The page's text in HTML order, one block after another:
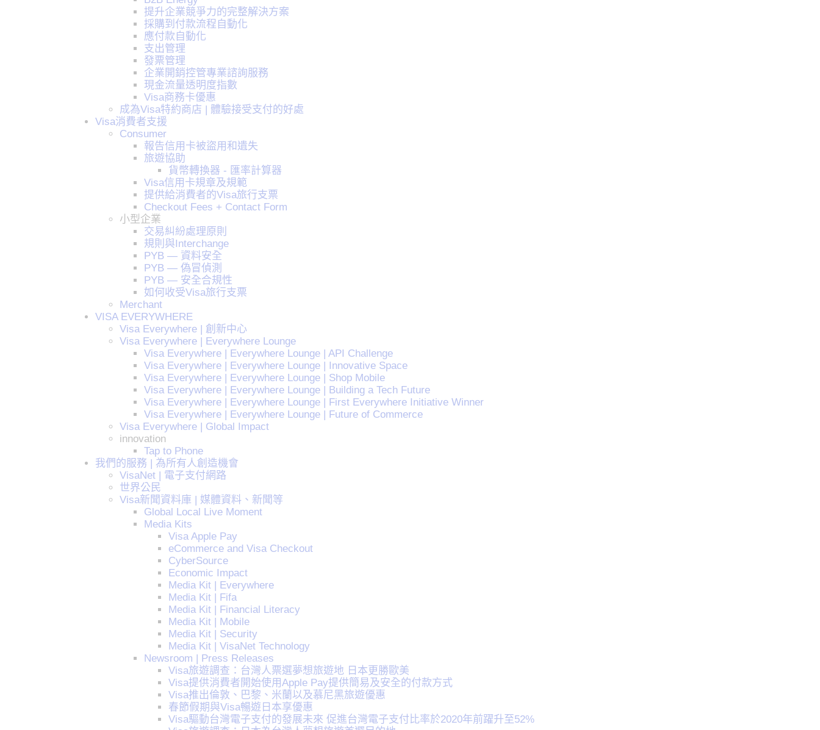
提升企業競爭力的完整解決方案
採購到付款流程自動化
應付款自動化
支出管理
發票管理
企業開銷控管專業諮詢服務
現金流量透明度指數
Visa商務卡優惠
成為Visa特約商店 | 體驗接受支付的好處
Visa消費者支援
Consumer
報告信用卡被盜用和遺失
旅遊協助
貨幣轉換器 - 匯率計算器
Visa信用卡規章及規範
提供給消費者的Visa旅行支票
Checkout Fees + Contact Form
小型企業
交易糾紛處理原則
規則與Interchange
PYB — 資料安全
PYB — 偽冒偵測
PYB — 安全合規性
如何收受Visa旅行支票
Merchant
VISA EVERYWHERE
Visa Everywhere | 創新中心
Visa Everywhere | Everywhere Lounge
Visa Everywhere | Everywhere Lounge | API Challenge
Visa Everywhere | Everywhere Lounge | Innovative Space
Visa Everywhere | Everywhere Lounge | Shop Mobile
Visa Everywhere | Everywhere Lounge | Building a Tech Future
Visa Everywhere | Everywhere Lounge | First Everywhere Initiative Winner
Visa Everywhere | Everywhere Lounge | Future of Commerce
Visa Everywhere | Global Impact
innovation
Tap to Phone
我們的服務 | 為所有人創造機會
VisaNet | 電子支付網路
世界公民
Visa新聞資料庫 | 媒體資料、新聞等
Global Local Live Moment
Media Kits
Visa Apple Pay
eCommerce and Visa Checkout
CyberSource
Economic Impact
Media Kit | Everywhere
Media Kit | Fifa
Media Kit | Financial Literacy
Media Kit | Mobile
Media Kit | Security
Media Kit | VisaNet Technology
Newsroom | Press Releases
Visa旅遊調查：台灣人票選夢想旅遊地 日本更勝歐美
Visa提供消費者開始使用Apple Pay提供簡易及安全的付款方式
Visa推出倫敦、巴黎、米蘭以及慕尼黑旅遊優惠
春節假期與Visa暢遊日本享優惠
Visa驅動台灣電子支付的發展未來 促進台灣電子支付比率於2020年前躍升至52%